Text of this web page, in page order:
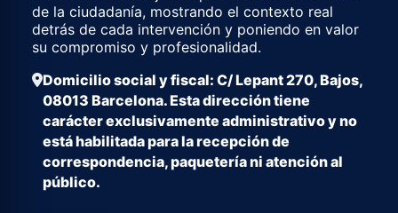
de la ciudadanía, mostrando el contexto real
detrás de cada intervención y poniendo en valor
su compromiso y profesionalidad.
Domicilio social y fiscal: C/ Lepant 270, Bajos,
08013 Barcelona. Esta dirección tiene
carácter exclusivamente administrativo y no
está habilitada para la recepción de
correspondencia, paquetería ni atención al
público.